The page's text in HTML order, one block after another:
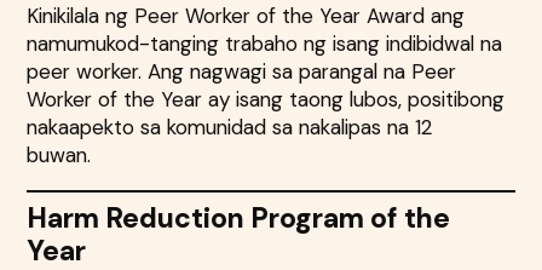
Kinikilala ng Peer Worker of the Year Award ang
namumukod-tanging trabaho ng isang indibidwal na
peer worker. Ang nagwagi sa parangal na Peer
Worker of the Year ay isang taong lubos, positibong
nakaapekto sa komunidad sa nakalipas na 12
buwan.
Harm Reduction Program of the
Year